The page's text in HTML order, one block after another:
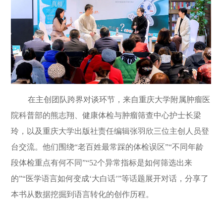
在主创团队跨界对谈环节，来自重庆大学附属肿瘤医
院科普部的熊志翔、健康体检与肿瘤筛查中心护士长梁
玲，以及重庆大学出版社责任编辑张羽欣三位主创人员登
台交流。他们围绕“老百姓最常踩的体检误区”“不同年龄
段体检重点有何不同”“52个异常指标是如何筛选出来
的”“医学语言如何变成‘大白话’”等话题展开对话，分享了
本书从数据挖掘到语言转化的创作历程。